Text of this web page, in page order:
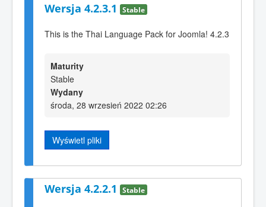
Wersja 4.2.3.1 Stable
This is the Thai Language Pack for Joomla! 4.2.3
Maturity
Stable
Wydany
środa, 28 wrzesień 2022 02:26
Wyświetl pliki
Wersja 4.2.2.1 Stable